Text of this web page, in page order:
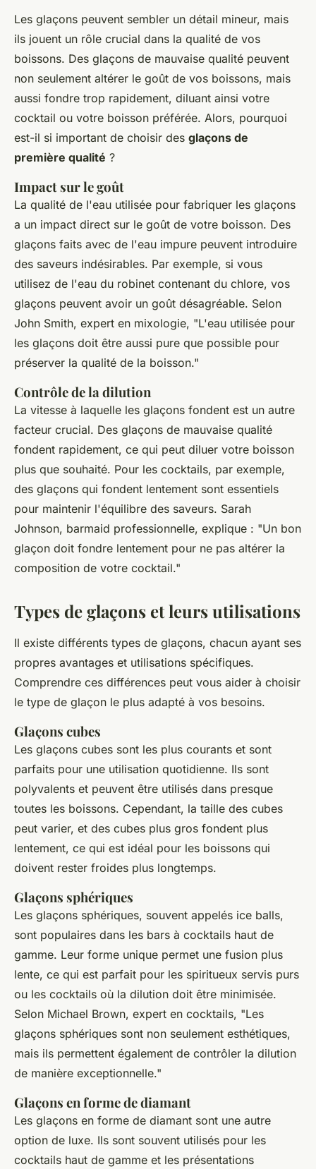
Les glaçons peuvent sembler un détail mineur, mais
ils jouent un rôle crucial dans la qualité de vos
boissons. Des glaçons de mauvaise qualité peuvent
non seulement altérer le goût de vos boissons, mais
aussi fondre trop rapidement, diluant ainsi votre
cocktail ou votre boisson préférée. Alors, pourquoi
est-il si important de choisir des glaçons de
première qualité ?
Impact sur le goût
La qualité de l'eau utilisée pour fabriquer les glaçons
a un impact direct sur le goût de votre boisson. Des
glaçons faits avec de l'eau impure peuvent introduire
des saveurs indésirables. Par exemple, si vous
utilisez de l'eau du robinet contenant du chlore, vos
glaçons peuvent avoir un goût désagréable. Selon
John Smith, expert en mixologie, "L'eau utilisée pour
les glaçons doit être aussi pure que possible pour
préserver la qualité de la boisson."
Contrôle de la dilution
La vitesse à laquelle les glaçons fondent est un autre
facteur crucial. Des glaçons de mauvaise qualité
fondent rapidement, ce qui peut diluer votre boisson
plus que souhaité. Pour les cocktails, par exemple,
des glaçons qui fondent lentement sont essentiels
pour maintenir l'équilibre des saveurs. Sarah
Johnson, barmaid professionnelle, explique : "Un bon
glaçon doit fondre lentement pour ne pas altérer la
composition de votre cocktail."
Types de glaçons et leurs utilisations
Il existe différents types de glaçons, chacun ayant ses
propres avantages et utilisations spécifiques.
Comprendre ces différences peut vous aider à choisir
le type de glaçon le plus adapté à vos besoins.
Glaçons cubes
Les glaçons cubes sont les plus courants et sont
parfaits pour une utilisation quotidienne. Ils sont
polyvalents et peuvent être utilisés dans presque
toutes les boissons. Cependant, la taille des cubes
peut varier, et des cubes plus gros fondent plus
lentement, ce qui est idéal pour les boissons qui
doivent rester froides plus longtemps.
Glaçons sphériques
Les glaçons sphériques, souvent appelés ice balls,
sont populaires dans les bars à cocktails haut de
gamme. Leur forme unique permet une fusion plus
lente, ce qui est parfait pour les spiritueux servis purs
ou les cocktails où la dilution doit être minimisée.
Selon Michael Brown, expert en cocktails, "Les
glaçons sphériques sont non seulement esthétiques,
mais ils permettent également de contrôler la dilution
de manière exceptionnelle."
Glaçons en forme de diamant
Les glaçons en forme de diamant sont une autre
option de luxe. Ils sont souvent utilisés pour les
cocktails haut de gamme et les présentations